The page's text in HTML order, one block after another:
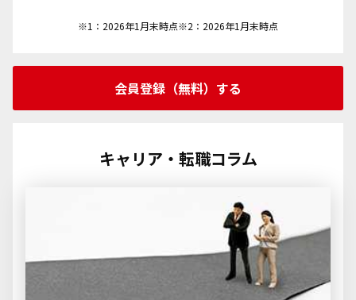
※1：2026年1月末時点※2：2026年1月末時点
会員登録（無料）する
キャリア・転職コラム